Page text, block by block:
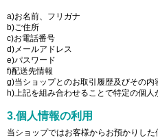
a)お名前、フリガナ
b)ご住所
c)お電話番号
d)メールアドレス
e)パスワード
f)配送先情報
g)当ショップとのお取引履歴及びその内
h)上記を組み合わせることで特定の個人
3.個人情報の利用
当ショップではお客様からお預かりし